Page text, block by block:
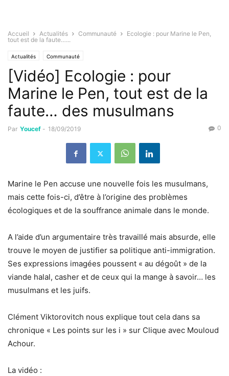
Accueil Actualités Communauté
Ecologie : pour Marine le Pen,
tout est de la faute…...
Actualités Communauté
[Vidéo] Ecologie : pour
Marine le Pen, tout est de la
faute… des musulmans
Par Youcef - 18/09/2019 0
Marine le Pen accuse une nouvelle fois les musulmans,
mais cette fois-ci, d’être à l’origine des problèmes
écologiques et de la souffrance animale dans le monde.
A l’aide d’un argumentaire très travaillé mais absurde, elle
trouve le moyen de justifier sa politique anti-immigration.
Ses expressions imagées poussent « au dégoût » de la
viande halal, casher et de ceux qui la mange à savoir… les
musulmans et les juifs.
Clément Viktorovitch nous explique tout cela dans sa
chronique « Les points sur les i » sur Clique avec Mouloud
Achour.
La vidéo :